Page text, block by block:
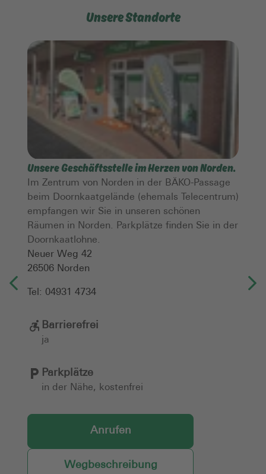
Unsere Standorte
Unsere Geschäftsstelle im Herzen von Norden.
Im Zentrum von Norden in der BÄKO-Passage
beim Doornkaatgelände (ehemals Telecentrum)
empfangen wir Sie in unseren schönen
Räumen in Norden. Parkplätze finden Sie in der
Doornkaatlohne.
Neuer Weg 42
26506 Norden
Tel: 04931 4734
Barrierefrei
ja
Parkplätze
in der Nähe, kostenfrei
Anrufen
Wegbeschreibung